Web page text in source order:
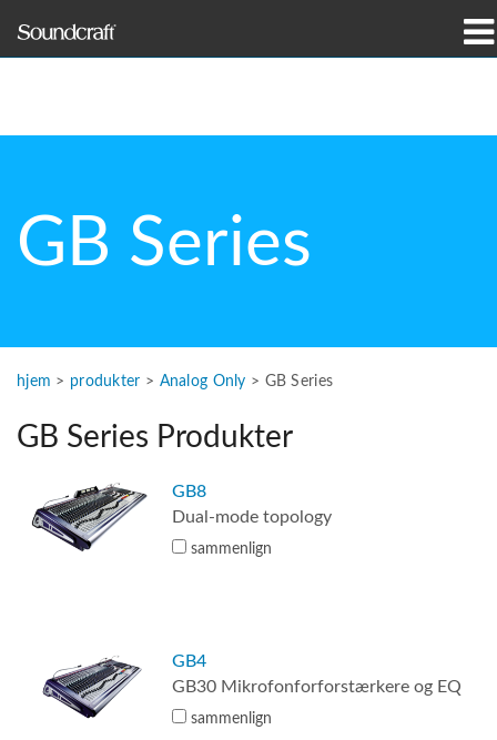
Case studies og nyheder
træning
GB Series
hjem > produkter > Analog Only > GB Series
GB Series Produkter
GB8
Dual-mode topology
sammenlign
GB4
GB30 Mikrofonforforstærkere og EQ
sammenlign